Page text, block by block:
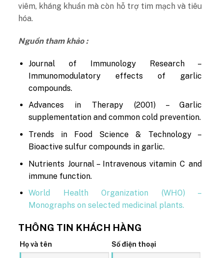
viêm, kháng khuẩn mà còn hỗ trợ tim mạch và tiêu
hóa.
Nguồn tham khảo :
Journal of Immunology Research –
Immunomodulatory effects of garlic
compounds.
Advances in Therapy (2001) – Garlic
supplementation and common cold prevention.
Trends in Food Science & Technology –
Bioactive sulfur compounds in garlic.
Nutrients Journal – Intravenous vitamin C and
immune function.
World Health Organization (WHO) –
Monographs on selected medicinal plants.
THÔNG TIN KHÁCH HÀNG
Họ và tên Số điện thoại